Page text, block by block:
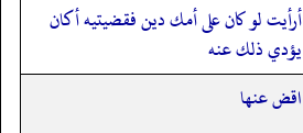
أرأيت لو كان على أمك دين فقضيتيه أكان
يؤدي ذلك عنه
اقض عنها